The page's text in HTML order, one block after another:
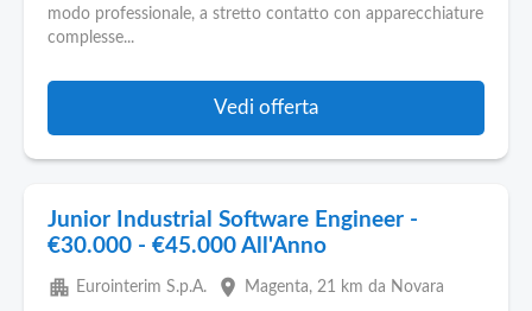
modo professionale, a stretto contatto con apparecchiature
complesse...
Vedi offerta
Junior Industrial Software Engineer -
€30.000 - €45.000 All'Anno
apartment Eurointerim S.p.A. place Magenta, 21 km da Novara